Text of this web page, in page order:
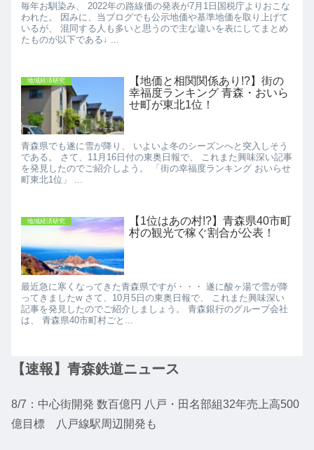
毎年お馴染み、 2022年の路線価の発表が7月1日国税庁よりおこな
われた。 因みに、当ブログでも公示地価や基準地価を取り上げて
いるが、 混同する人も多いと思うので主な違いを表にしてまとめ
たものが以下である↓ ...
地域経済研究
【地価と相関関係あり!?】街の
幸福度ランキング 青森・おいら
せ町が東北1位！
青森県でも遂に雪が降り、 いよいよ冬のシーズンへと突入しそう
である。 さて、11月16日付の東奥日報で、 これまた興味深い記事
を発見したのでご紹介しよう。 「街の幸福度ランキング おいらせ
町東北1位」 ...
地域経済研究
【1位はあの村!?】青森県40市町
村の観光で稼ぐ割合が公表！
最近急に寒くなってきた青森県ですが・・・ 遂に酸ヶ湯で雪が降
ってきましたw さて、10月5日の東奥日報で、 これまた興味深い
記事を発見したのでご紹介しましょう。 青森銀行のグループ会社
は、 青森県40市町村ごと...
【速報】青森鉄道ニュース
8/7：中心街開発 数百億円 八戸・田名部組32年売上高500
億目標 八戸線駅周辺開発も